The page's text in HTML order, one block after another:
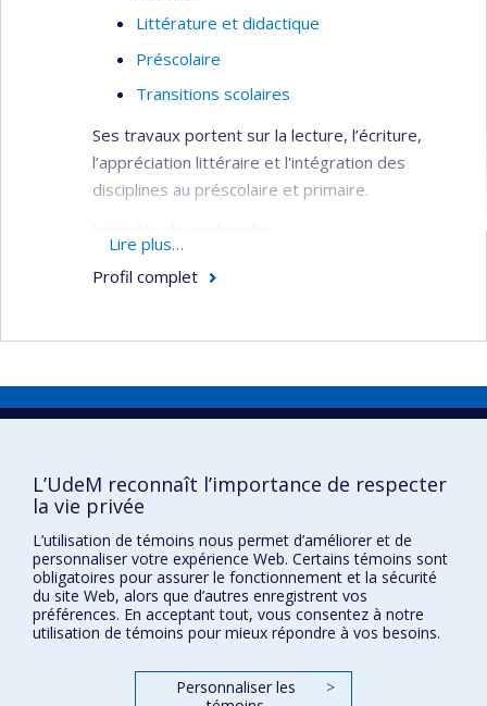
Littérature et didactique
Préscolaire
Transitions scolaires
Ses travaux portent sur la lecture, l’écriture,
l’appréciation littéraire et l'intégration des
disciplines au préscolaire et primaire.
Usage de la littérature jeunesse à des fins
Stratégies de lecture
Lire plus…
Profil complet
Faculté des sciences de l'éducation
90, avenue Vincent-d'Indy
Montréal (Québec) H2V 2S9
L’UdeM reconnaît l’importance de respecter
la vie privée
L’utilisation de témoins nous permet d’améliorer et de
personnaliser votre expérience Web. Certains témoins sont
obligatoires pour assurer le fonctionnement et la sécurité
du site Web, alors que d’autres enregistrent vos
préférences. En acceptant tout, vous consentez à notre
utilisation de témoins pour mieux répondre à vos besoins.
Personnaliser les
>